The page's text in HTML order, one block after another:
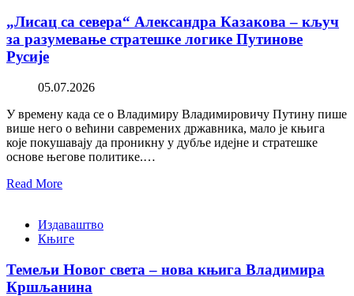
„Лисац са севера“ Александра Казакова – кључ
за разумевање стратешке логике Путинове
Русије
05.07.2026
У времену када се о Владимиру Владимировичу Путину пише
више него о већини савремених државника, мало је књига
које покушавају да проникну у дубље идејне и стратешке
основе његове политике.…
Read More
Издаваштво
Књиге
Темељи Новог света – нова књига Владимира
Кршљанина